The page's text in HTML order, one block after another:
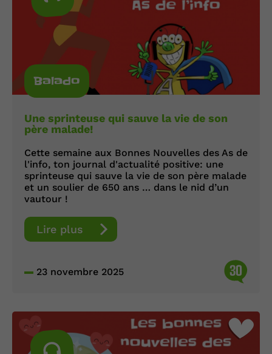
Balado
Une sprinteuse qui sauve la vie de son
père malade!
Cette semaine aux Bonnes Nouvelles des As de
l'info, ton journal d'actualité positive: une
sprinteuse qui sauve la vie de son père malade
et un soulier de 650 ans … dans le nid d’un
vautour !
Lire plus
23 novembre 2025 30